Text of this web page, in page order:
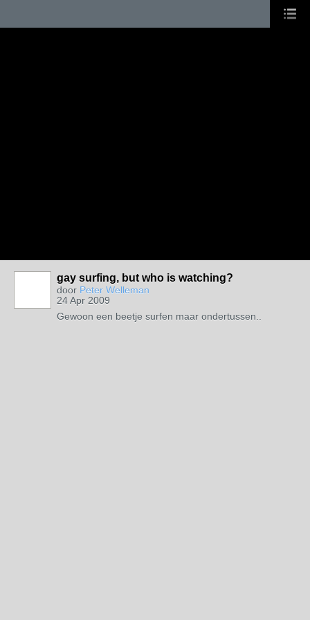
gay surfing, but who is watching?
door Peter Welleman
24 Apr 2009
Gewoon een beetje surfen maar ondertussen..